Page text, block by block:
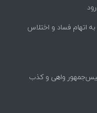
اتهام فساد و اختلاس
واهی و کذب